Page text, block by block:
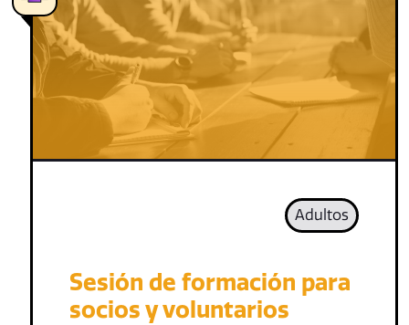
Adultos
Sesión de formación para
socios y voluntarios